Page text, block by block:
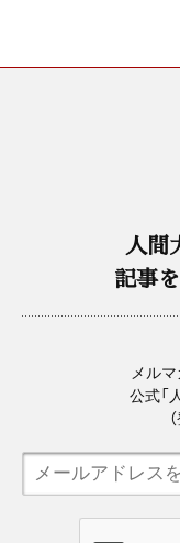
人間
記事
メル
公式「